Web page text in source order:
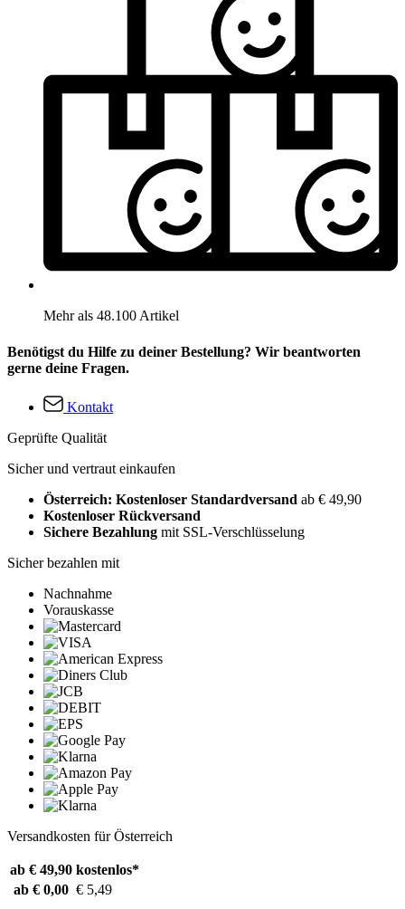
Mehr als 48.100 Artikel
Benötigst du Hilfe zu deiner Bestellung? Wir beantworten
gerne deine Fragen.
Kontakt
Geprüfte Qualität
Sicher und vertraut einkaufen
Österreich: Kostenloser Standardversand ab € 49,90
Kostenloser Rückversand
Sichere Bezahlung mit SSL-Verschlüsselung
Sicher bezahlen mit
Nachnahme
Vorauskasse
Versandkosten für Österreich
ab € 49,90 kostenlos*
ab € 0,00 € 5,49